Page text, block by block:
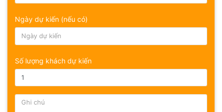
Ngày dự kiến (nếu có)
Số lượng khách dự kiến